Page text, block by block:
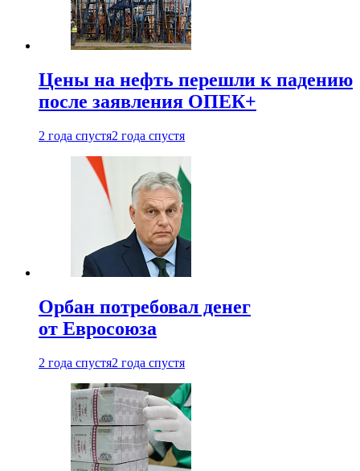
Цены на нефть перешли к падению
после заявления ОПЕК+
2 года спустя2 года спустя
Орбан потребовал денег
от Евросоюза
2 года спустя2 года спустя